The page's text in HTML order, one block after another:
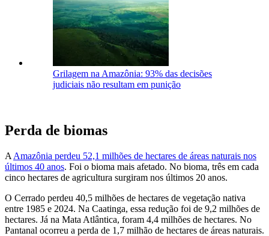
Grilagem na Amazônia: 93% das decisões
judiciais não resultam em punição
Perda de biomas
A Amazônia perdeu 52,1 milhões de hectares de áreas naturais nos
últimos 40 anos. Foi o bioma mais afetado. No bioma, três em cada
cinco hectares de agricultura surgiram nos últimos 20 anos.
O Cerrado perdeu 40,5 milhões de hectares de vegetação nativa
entre 1985 e 2024. Na Caatinga, essa redução foi de 9,2 milhões de
hectares. Já na Mata Atlântica, foram 4,4 milhões de hectares. No
Pantanal ocorreu a perda de 1,7 milhão de hectares de áreas naturais.